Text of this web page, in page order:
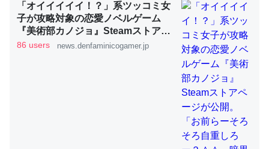
ちょうど同じ理由でEcho Show 8を設定中でした。Prime
とかSpotifyを支払う孝行もできる。一生で親と会える残
り時間を日数にすると1週間とかの人が多いそうだけど、
それを実質100倍以上に伸ばす効果があるはず……
─たまにLINEするくらいだった遠方の父67歳と僕。ITツール導入で
コミュニケーションが劇的に変化した｜tayorini by LIFULL介護
「オイイイイイ！？」系ツッコミ女
子が攻略対象の恋愛ノベルゲーム
『美術部カノジョ』Steamストアペ
ージが公開。「お前らーそろそろ自
86 users news.denfaminicogamer.jp